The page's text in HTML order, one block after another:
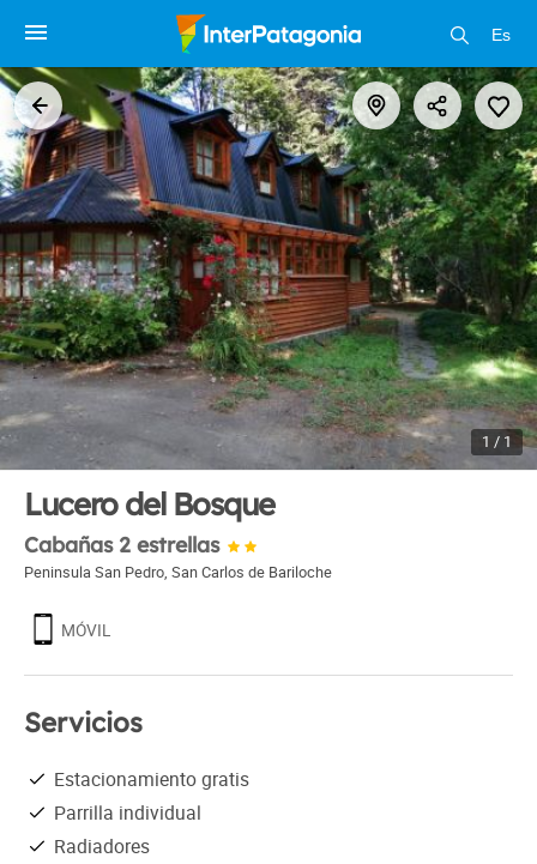
Es
1 / 1
Lucero del Bosque
Cabañas 2 estrellas
Peninsula San Pedro, San Carlos de Bariloche
MÓVIL
Servicios
Estacionamiento gratis
Parrilla individual
Radiadores